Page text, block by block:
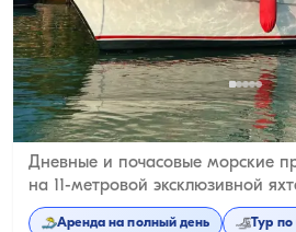
Айвалике, Balıkesir
Дневные и почасовые морские
на 11-метровой эксклюзивной
Аренда на полный день Тур